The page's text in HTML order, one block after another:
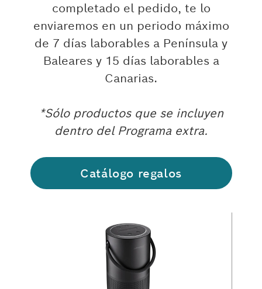
completado el pedido, te lo
enviaremos en un periodo máximo
de 7 días laborables a Península y
Baleares y 15 días laborables a
Canarias.
*Sólo productos que se incluyen
dentro del Programa extra.
Catálogo regalos